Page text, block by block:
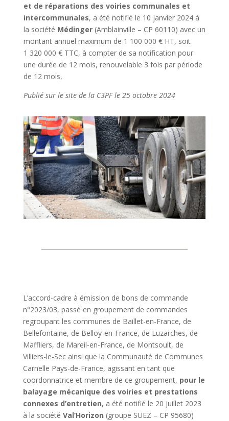
et de réparations des voiries communales et
intercommunales, a été notifié le 10 janvier 2024 à
la société Médinger (Amblainville – CP 60110) avec un
montant annuel maximum de 1 100 000 € HT, soit
1 320 000 € TTC, à compter de sa notification pour
une durée de 12 mois, renouvelable 3 fois par période
de 12 mois,
Publié sur le site de la C3PF le 25 octobre 2024
L’accord-cadre à émission de bons de commande
n°2023/03, passé en groupement de commandes
regroupant les communes de Baillet-en-France, de
Bellefontaine, de Belloy-en-France, de Luzarches, de
Maffliers, de Mareil-en-France, de Montsoult, de
Villiers-le-Sec ainsi que la Communauté de Communes
Carnelle Pays-de-France, agissant en tant que
coordonnatrice et membre de ce groupement, pour le
balayage mécanique des voiries et prestations
connexes d’entretien, a été notifié le 20 juillet 2023
à la société Val’Horizon (groupe SUEZ – CP 95680)